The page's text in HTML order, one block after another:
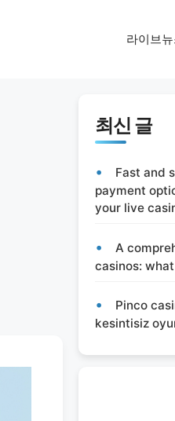
라이브
최신 글
Fast and
payment
your live
A
casinos:
Pinco
kesintisiz